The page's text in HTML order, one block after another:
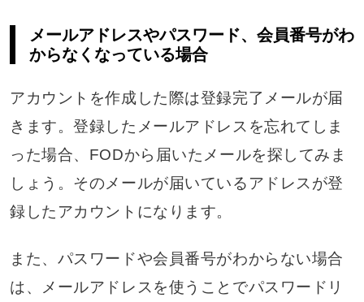
メールアドレスやパスワード、会員番号がわ
からなくなっている場合
アカウントを作成した際は登録完了メールが届
きます。登録したメールアドレスを忘れてしま
った場合、FODから届いたメールを探してみま
しょう。そのメールが届いているアドレスが登
録したアカウントになります。
また、パスワードや会員番号がわからない場合
は、メールアドレスを使うことでパスワードリ